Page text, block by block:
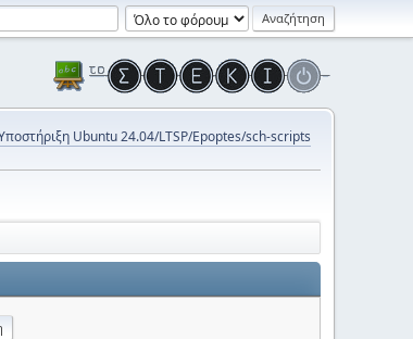
Ubuntu 24.04/LTSP/Epoptes/sch-scripts